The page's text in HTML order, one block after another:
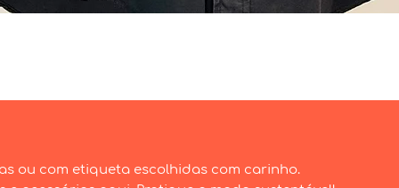
ou com etiqueta escolhidas com carinho.